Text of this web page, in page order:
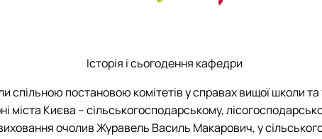
Історія і сьогодення кафедри
спільною постановою комітетів у справах вищої школи
міста Києва – сільськогосподарському,
очолив Журавель Василь Макарович, у